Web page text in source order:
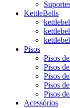
KettleBells
Pisos
Pisos
Pisos
Pisos
Pisos
Pisos
Acessórios